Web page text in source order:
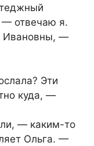
— отвечаю я.
Ивановны, —
Эти
куда, —
— каким-то
Ольга. —